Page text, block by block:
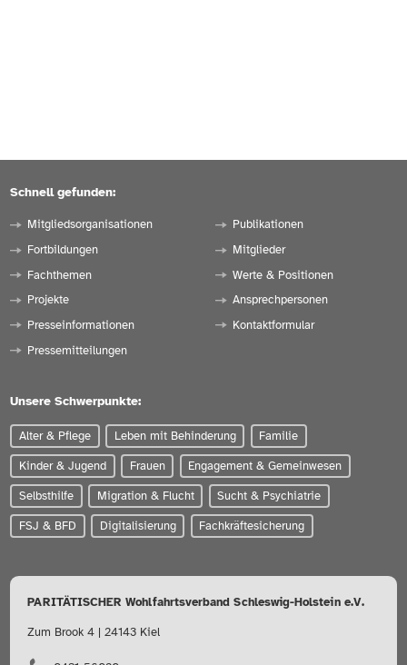
Schnell gefunden:
Mitgliedsorganisationen
Fortbildungen
Fachthemen
Projekte
Presseinformationen
Pressemitteilungen
Publikationen
Mitglieder
Werte & Positionen
Ansprechpersonen
Kontaktformular
Unsere Schwerpunkte:
Alter & Pflege Leben mit Behinderung Familie
Kinder & Jugend Frauen Engagement & Gemeinwesen
Selbsthilfe Migration & Flucht Sucht & Psychiatrie
FSJ & BFD Digitalisierung Fachkräftesicherung
PARITÄTISCHER Wohlfahrtsverband Schleswig-Holstein e.V.
Zum Brook 4 | 24143 Kiel